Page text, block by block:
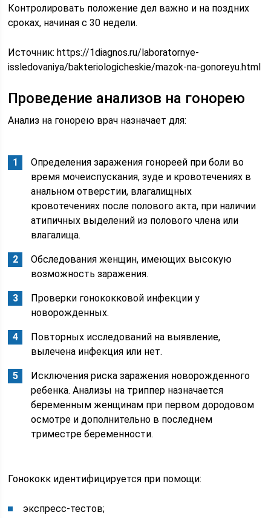
Контролировать положение дел важно и на поздних
сроках, начиная с 30 недели.
Источник:https://1diagnos.ru/laboratornye-
issledovaniya/bakteriologicheskie/mazok-na-gonoreyu.html
Проведение анализов на гонорею
Анализ на гонорею врач назначает для:
Определения заражения гонореей при боли во
время мочеиспускания, зуде и кровотечениях в
анальном отверстии, влагалищных
кровотечениях после полового акта, при наличии
атипичных выделений из полового члена или
влагалища.
Обследования женщин, имеющих высокую
возможность заражения.
Проверки гонококковой инфекции у
новорожденных.
Повторных исследований на выявление,
вылечена инфекция или нет.
Исключения риска заражения новорожденного
ребенка. Анализы на триппер назначается
беременным женщинам при первом дородовом
осмотре и дополнительно в последнем
триместре беременности.
Гонококк идентифицируется при помощи:
экспресс-тестов;